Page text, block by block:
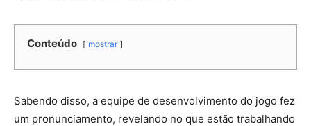
Conteúdo mostrar
Sabendo disso, a equipe de desenvolvimento do jogo fez
um pronunciamento, revelando no que estão trabalhando